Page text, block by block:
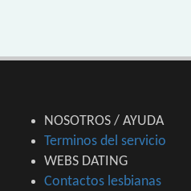
NOSOTROS / AYUDA
Terminos del servicio
WEBS DATING
Contactos lesbianas